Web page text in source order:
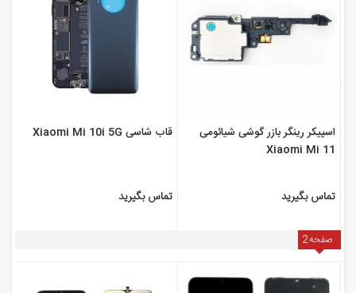
اسپیکر رینگر بازر گوشی شیائومی
Xiaomi Mi 11
تماس بگیرید
قاب شاسی Xiaomi Mi 10i 5G
تماس بگیرید
صفحه2